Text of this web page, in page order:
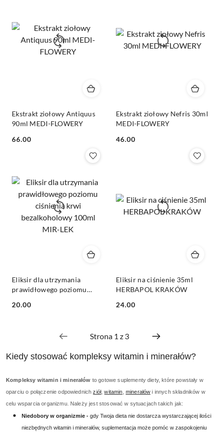
Ekstrakt ziołowy Antiquus
90ml MEDI-FLOWERY
Cena:
66.00
Ekstrakt ziołowy Nefris 30ml
MEDI-FLOWERY
Cena:
46.00
Eliksir dla utrzymania
prawidłowego poziomu
bezalkoholowy 100ml MIR-
Cena:
20.00
Eliksir na ciśnienie 35ml
HERBAPOL KRAKÓW
Cena:
24.00
Kiedy stosować kompleksy witamin i minerałów?
Kompleksy witamin i minerałów to gotowe suplementy diety, które powstały w
oparciu o połączenie odpowiednichziół,witamin minerałów i innych składników w
celu wsparcia organizmu. Należy jest stosować w sytuacjach takich jak:
Niedobory w organizmie - gdy Twoja dieta nie dostarcza wystarczającej ilości
niezbędnych witamin i minerałów, suplementacja może pomóc w zaspokojeniu